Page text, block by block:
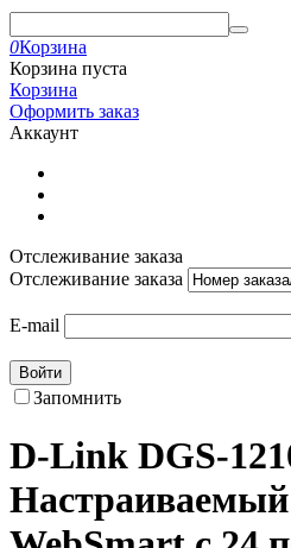
0Корзина
Корзина пуста
Корзина
Оформить заказ
Аккаунт
Отслеживание заказа
Отслеживание заказа
E-mail
Войти
Запомнить
D-Link DGS-